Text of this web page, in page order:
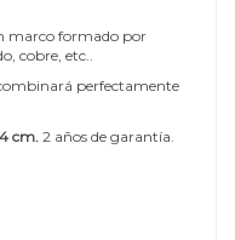
marco formado por
cobre, etc..
perfectamente
cm. 2 años de garantía.